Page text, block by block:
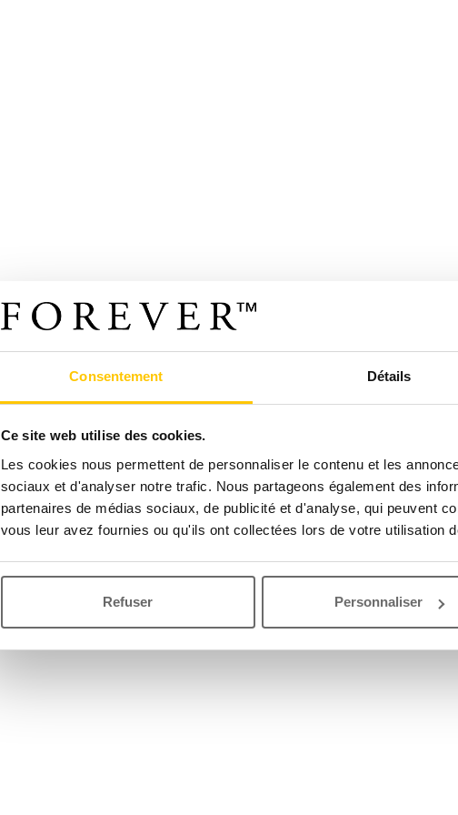
Consentement Détails
Ce site web utilise des cookies.
Les cookies nous permettent de personnaliser le contenu et les
sociaux et d'analyser notre trafic. Nous partageons également des
partenaires de médias sociaux, de publicité et d'analyse, qui peuvent
vous leur avez fournies ou qu'ils ont collectées lors de votre utilisation
Refuser Personnaliser